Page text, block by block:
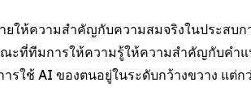
ให้ความสำคัญกับความสมจริงในประสบก
ที่ทีมการให้ความรู้ให้ความสำคัญกับคำแ
รใช้ AI ของตนอยู่ในระดับกว้างขวาง แต่